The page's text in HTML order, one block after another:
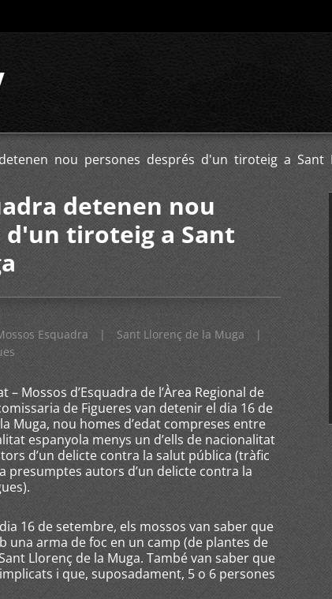
nou persones després d'un tiroteig a Sant
detenen nou
d'un tiroteig a Sant
Esquadra | Sant Llorenç de la Muga
|
Mossos d’Esquadra de l’Àrea Regional de
de Figueres van detenir el dia 16 de
Muga, nou homes d’edat compreses entre
espanyola menys un d’ells de nacionalitat
d’un delicte contra la salut pública (tràfic
presumptes autors d’un delicte contra la
16 de setembre, els mossos van saber que
arma de foc en un camp (de plantes de
Llorenç de la Muga. També van saber que
i que, suposadament, 5 o 6 persones